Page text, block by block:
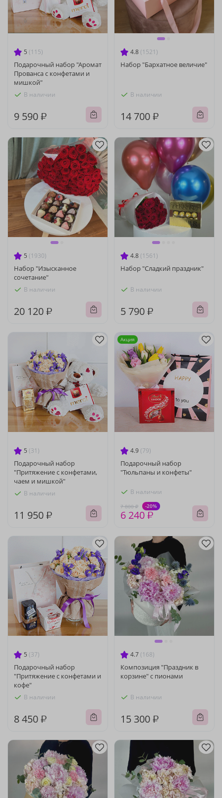
5 (115)
Подарочный набор "Аромат
Прованса с конфетами и
мишкой"
В наличии
9 590 ₽
4.8 (1521)
Набор "Бархатное величие"
В наличии
14 700 ₽
5 (1930)
Набор "Изысканное
сочетание"
В наличии
20 120 ₽
4.8 (1561)
Набор "Сладкий праздник"
В наличии
5 790 ₽
5 (31)
Подарочный набор
"Притяжение с конфетами,
чаем и мишкой"
В наличии
11 950 ₽
4.9 (79)
Подарочный набор
"Тюльпаны и конфеты"
В наличии
7 800 ₽ -20%
6 240 ₽
Акция
5 (37)
Подарочный набор
"Притяжение с конфетами и
кофе"
В наличии
8 450 ₽
4.7 (168)
Композиция "Праздник в
корзине" с пионами
В наличии
15 300 ₽